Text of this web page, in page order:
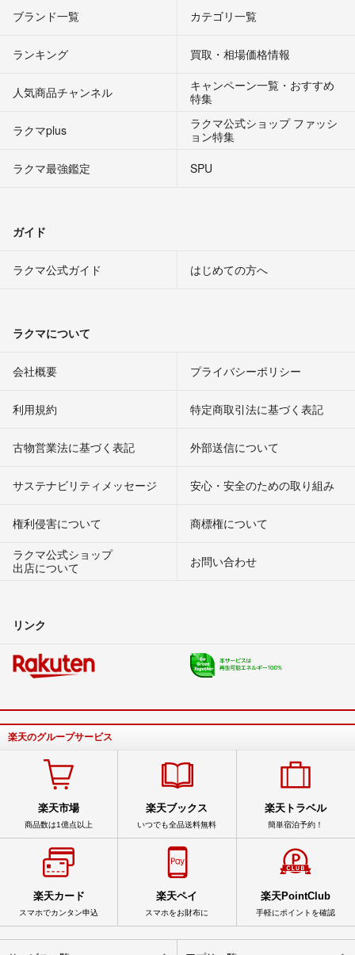
ささ - 4年弱前
出品者 aki- 4年弱前
こんばんは。
写真みて綺麗なので購入したいです。
ささ - 4年弱前
こんばんは。
を予定しております。ご理解下されば検討願います。
出品者 aki
こんにちは。
28,000〜29,000でも難しいでしょうか。
ささ- 4年弱前
ご返信ありがとうございます。
ささ- 4年弱前
ご検討有難うございます、そこまで大幅には難しいです。端数程度に
出品者 aki- 4年弱前
26,000〜28,000くらいはいかがでしょうか…
一度ご検討ほど宜しくお願い致します！
- 4年弱前
大きな値引きは出来ませんが、購入条件であれば多少は考慮させて頂
きます。
希望額掲示して下さい。
出品者 aki- 4年弱前
ブランド一覧 カテゴリ一覧
ランキング 買取・相場価格情報
人気商品チャンネル
キャンペーン一覧・おすすめ
特集
ラクマplus
ラクマ公式ショップ ファッシ
ョン特集
ラクマ最強鑑定
SPU
ガイド
ラクマ公式ガイド はじめての方へ
ラクマについて
会社概要 プライバシーポリシー
利用規約 特定商取引法に基づく表記
古物営業法に基づく表記 外部送信について
サステナビリティメッセージ 安心・安全のための取り組み
権利侵害について
商標権について
ラクマ公式ショップ
出店について
お問い合わせ
リンク
楽天のグループサービス
楽天市場
商品数は1億点以上
楽天ブックス
いつでも全品送料無料
楽天トラベル
簡単宿泊予約！
楽天カード
スマホでカンタン申込
楽天ペイ
スマホをお財布に
楽天PointClub
手軽にポイントを確認